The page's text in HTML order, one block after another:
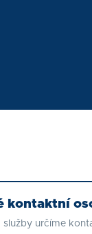
kontaktní
služby určíme